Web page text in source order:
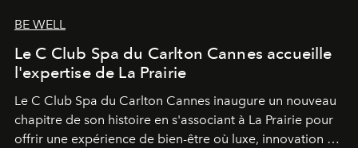
BE WELL
Le C Club Spa du Carlton Cannes accueille
l'expertise de La Prairie
Le C Club Spa du Carlton Cannes inaugure un nouveau
chapitre de son histoire en s'associant à La Prairie pour
offrir une expérience de bien-être où luxe, innovation et